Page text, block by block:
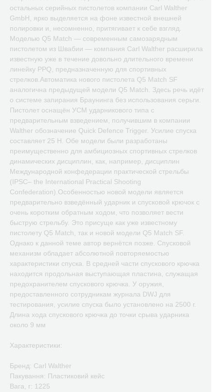
остальных серийных пистолетов компании Carl Walther
GmbH, ярко выделяется на фоне известной внешней
полировки и, несомненно, притягивает к себе взгляд.
Моделью Q5 Match — современным самозарядным
пистолетом из Швабии — компания Carl Walther расширила
известную уже в течение довольно длительного времени
линейку PPQ, предназначенную для спортивных
стрелков.Автоматика нового пистолета Q5 Match SF
аналогична предыдущей модели Q5 Match. Здесь речь идёт
о системе запирания Браунинга без использования серьги.
Пистолет оснащён УСМ ударникового типа с
предварительным взведением, получившим в компании
Walther обозначение Quick Defence Trigger. Усилие спуска
составляет 25 Н. Обе модели были разработаны
преимущественно для амбициозных спортивных стрелков
динамических дисциплин, как, например, дисциплин
Международной конфедерации практической стрельбы
(IPSC– the International Practical Shooting
Confederation).Особенностью новой модели является
предварительно взведённый ударник и спусковой крючок с
очень коротким обратным ходом, что позволяет вести
быструю стрельбу. Это присуще как уже известному
пистолету Q5 Match, так и новой модели Q5 Match SF.
Однако к данной теме автор вернётся позже. Спусковой
механизм обладает абсолютной повторяемостью
характеристики спуска. В средней части спускового крючка
находится продольная выступающая пластина, служащая
предохранителем спускового крючка. У оружия,
предоставленного сотрудникам журнала DWJ для
тестирования, усилие спуска было установлено на 2500 г.
Длина хода спускового крючка до точки срыва ударника
около 9 мм
Характеристики:
Бренд: Carl Walther
Пакування: Пластиковий кейс
Вага, г: 1225